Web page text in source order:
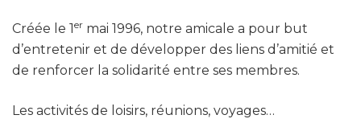
Créée le 1er mai 1996, notre amicale a pour but
d’entretenir et de développer des liens d’amitié et
de renforcer la solidarité entre ses membres.
Les activités de loisirs, réunions, voyages…